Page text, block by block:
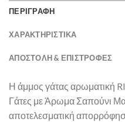
ΠΕΡΙΓΡΑΦΗ
ΧΑΡΑΚΤΗΡΙΣΤΙΚΑ
ΑΠΟΣΤΟΛΉ & ΕΠΙΣΤΡΟΦΈΣ
Η άμμος γάτας αρωματική
Γάτες με Άρωμα Σαπούνι
αποτελεσματική